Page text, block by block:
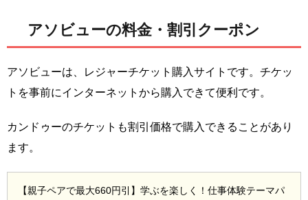
アソビューの料金・割引クーポン
アソビューは、レジャーチケット購入サイトです。チケッ
トを事前にインターネットから購入できて便利です。
カンドゥーのチケットも割引価格で購入できることがあり
ます。
【親子ペアで最大660円引】学ぶを楽しく！仕事体験テーマパ